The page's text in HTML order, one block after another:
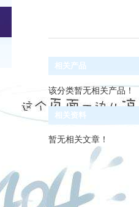
相关产品
该分类暂无相关产品！
相关资料
暂无相关文章！